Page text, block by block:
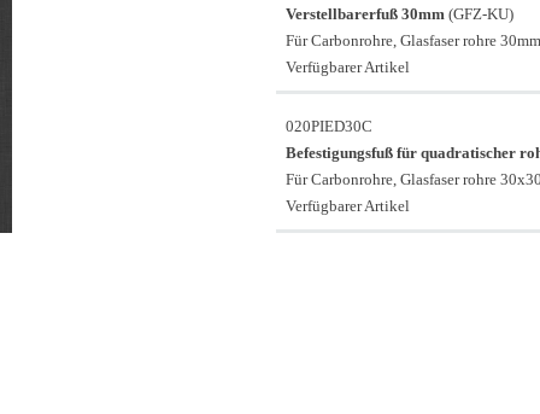
Verstellbarerfuß 30mm (GFZ-KU)
Für Carbonrohre, Glasfaser rohre
Verfügbarer Artikel
020PIED30C
Befestigungsfuß für quadratischer
Für Carbonrohre, Glasfaser rohre
Verfügbarer Artikel